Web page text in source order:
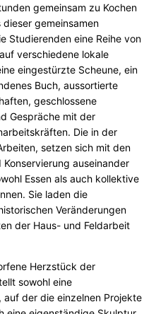
gemeinsam zu Kochen
dieser gemeinsamen
Studierenden eine Reihe von
verschiedene lokale
eingestürzte Scheune, ein
Buch, aussortierte
geschlossene
Gespräche mit der
Die in der
setzen sich mit den
auseinander
Essen als auch kollektive
Sie laden die
Veränderungen
der Haus- und Feldarbeit
Herzstück der
sowohl eine
der die einzelnen Projekte